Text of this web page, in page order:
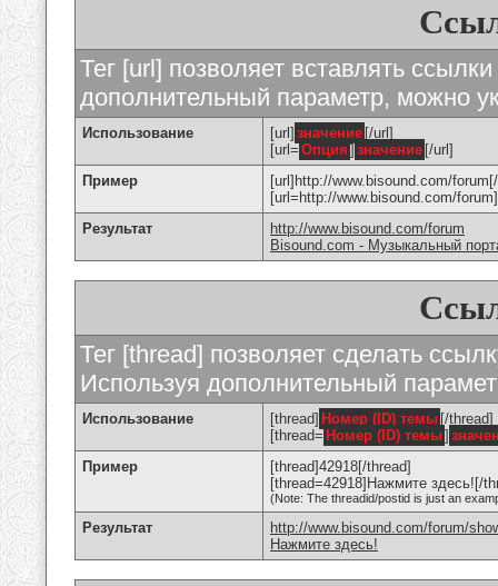
Тег [url] позволяет вставлять
дополнительный параметр, можно
Использование [url] значение [/url]
[url= Опция ] значение [/url]
Пример
[url]http://www.bisound.com/
[url=http://www.bisound.com/
Результат
http://www.bisound.com/forum
Bisound.com - Музыкальный
Тег [thread] позволяет сделать
Используя дополнительный
Использование [thread] Номер (ID) темы [/thread]
[thread= Номер (ID) темы]
Пример
[thread]42918[/thread]
[thread=42918]Нажмите здесь![/
(Note: The threadid/postid is just an
Результат
http://www.bisound.com/forum/
Нажмите здесь!